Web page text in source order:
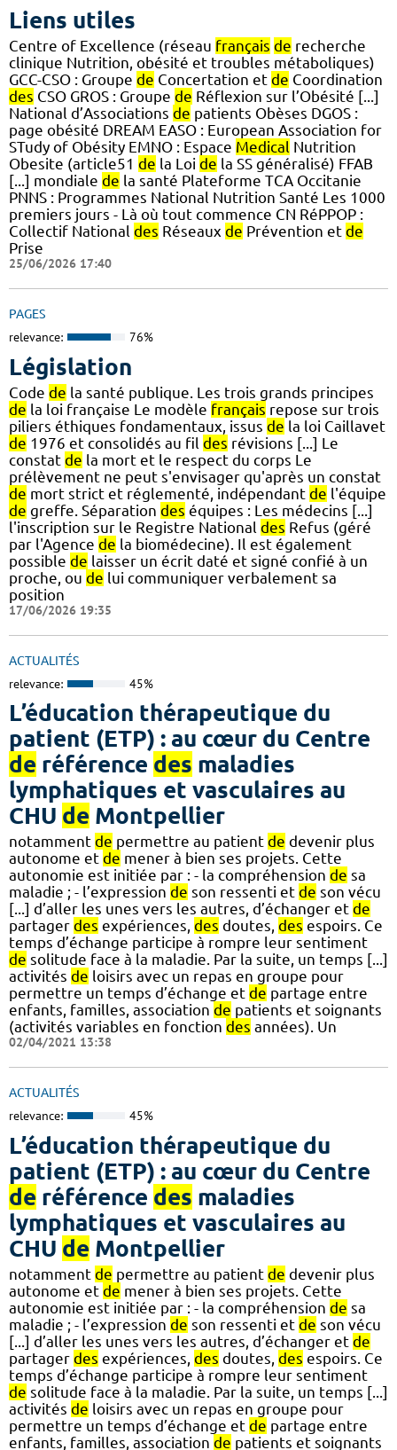
Liens utiles
Centre of Excellence (réseau français de recherche
clinique Nutrition, obésité et troubles métaboliques)
GCC-CSO : Groupe de Concertation et de Coordination
des CSO GROS : Groupe de Réflexion sur l’Obésité [...]
National d’Associations de patients Obèses DGOS :
page obésité DREAM EASO : European Association for
STudy of Obésity EMNO : Espace Medical Nutrition
Obesite (article51 de la Loi de la SS généralisé) FFAB
[...] mondiale de la santé Plateforme TCA Occitanie
PNNS : Programmes National Nutrition Santé Les 1000
premiers jours - Là où tout commence CN RéPPOP :
Collectif National des Réseaux de Prévention et de
Prise
25/06/2026 17:40
PAGES
relevance: 76%
Législation
Code de la santé publique. Les trois grands principes
de la loi française Le modèle français repose sur trois
piliers éthiques fondamentaux, issus de la loi Caillavet
de 1976 et consolidés au fil des révisions [...] Le
constat de la mort et le respect du corps Le
prélèvement ne peut s'envisager qu'après un constat
de mort strict et réglementé, indépendant de l'équipe
de greffe. Séparation des équipes : Les médecins [...]
l'inscription sur le Registre National des Refus (géré
par l'Agence de la biomédecine). Il est également
possible de laisser un écrit daté et signé confié à un
proche, ou de lui communiquer verbalement sa
position
17/06/2026 19:35
ACTUALITÉS
relevance: 45%
L’éducation thérapeutique du
patient (ETP) : au cœur du Centre
de référence des maladies
lymphatiques et vasculaires au
CHU de Montpellier
notamment de permettre au patient de devenir plus
autonome et de mener à bien ses projets. Cette
autonomie est initiée par : - la compréhension de sa
maladie ; - l’expression de son ressenti et de son vécu
[...] d’aller les unes vers les autres, d’échanger et de
partager des expériences, des doutes, des espoirs. Ce
temps d’échange participe à rompre leur sentiment
de solitude face à la maladie. Par la suite, un temps [...]
activités de loisirs avec un repas en groupe pour
permettre un temps d’échange et de partage entre
enfants, familles, association de patients et soignants
(activités variables en fonction des années). Un
02/04/2021 13:38
ACTUALITÉS
relevance: 45%
L’éducation thérapeutique du
patient (ETP) : au cœur du Centre
de référence des maladies
lymphatiques et vasculaires au
CHU de Montpellier
notamment de permettre au patient de devenir plus
autonome et de mener à bien ses projets. Cette
autonomie est initiée par : - la compréhension de sa
maladie ; - l’expression de son ressenti et de son vécu
[...] d’aller les unes vers les autres, d’échanger et de
partager des expériences, des doutes, des espoirs. Ce
temps d’échange participe à rompre leur sentiment
de solitude face à la maladie. Par la suite, un temps [...]
activités de loisirs avec un repas en groupe pour
permettre un temps d’échange et de partage entre
enfants, familles, association de patients et soignants